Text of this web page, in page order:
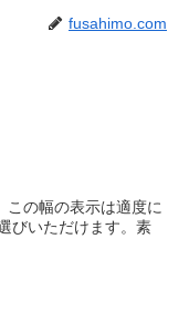
fusahimo.com
この幅の表示は適度に
びいただけます。素